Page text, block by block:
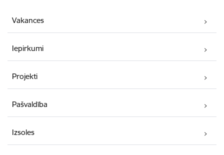
Vakances
Iepirkumi
Projekti
Pašvaldība
Izsoles